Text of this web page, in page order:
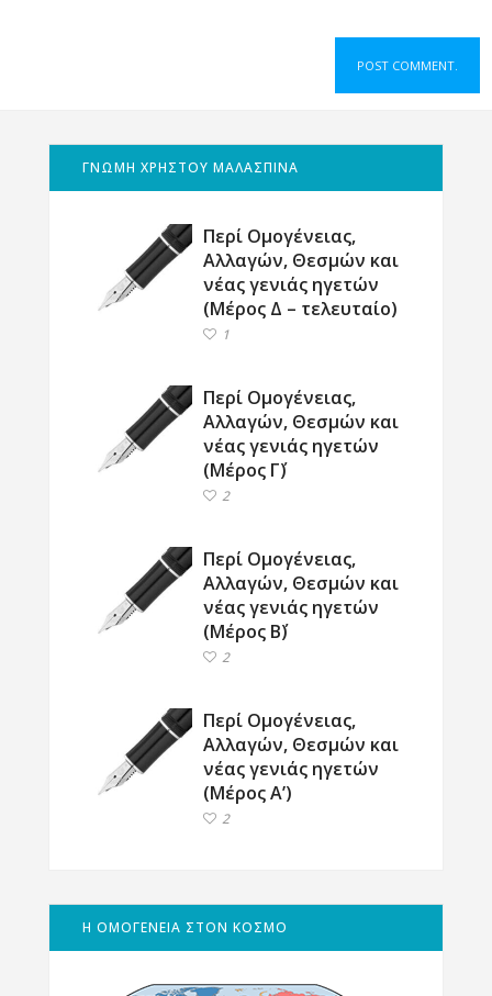
ΓΝΩΜΗ ΧΡΗΣΤΟΥ ΜΑΛΑΣΠΙΝΑ
Περί Ομογένειας,
Αλλαγών, Θεσμών και
νέας γενιάς ηγετών
(Μέρος Δ – τελευταίο)
1
Περί Ομογένειας,
Αλλαγών, Θεσμών και
νέας γενιάς ηγετών
(Μέρος Γ΄)
2
Περί Ομογένειας,
Αλλαγών, Θεσμών και
νέας γενιάς ηγετών
(Μέρος Β΄)
2
Περί Ομογένειας,
Αλλαγών, Θεσμών και
νέας γενιάς ηγετών
(Μέρος Α’)
2
Η ΟΜΟΓΕΝΕΙΑ ΣΤΟΝ ΚΟΣΜΟ